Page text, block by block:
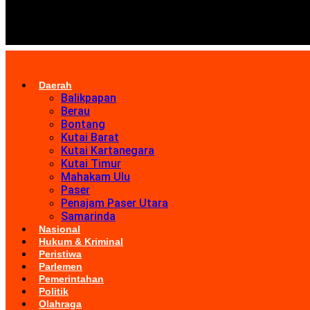
Daerah
Balikpapan
Berau
Bontang
Kutai Barat
Kutai Kartanegara
Kutai Timur
Mahakam Ulu
Paser
Penajam Paser Utara
Samarinda
Nasional
Hukum & Kriminal
Peristiwa
Parlemen
Pemerintahan
Politik
Olahraga